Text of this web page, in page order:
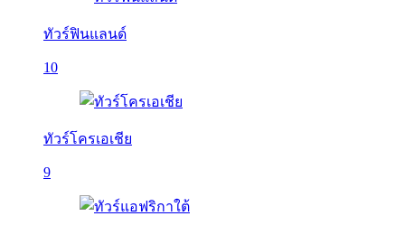
ทัวร์ฟินแลนด์
10
ทัวร์โครเอเชีย
9